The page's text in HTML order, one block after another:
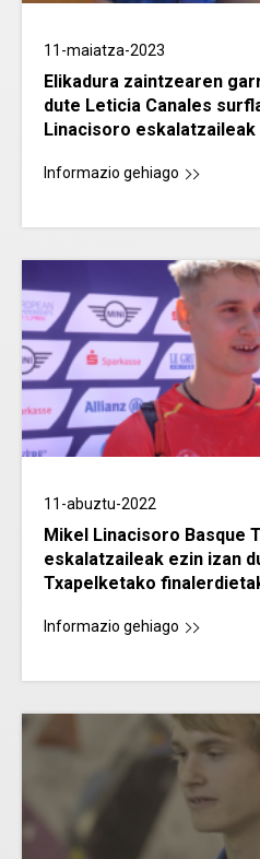
11-maiatza-2023
Elikadura zaintzearen
dute Leticia Canales
Linacisoro eskalatzaileak
Informazio gehiago
11-abuztu-2022
Mikel Linacisoro Basque
eskalatzaileak ezin izan
Txapelketako
Informazio gehiago